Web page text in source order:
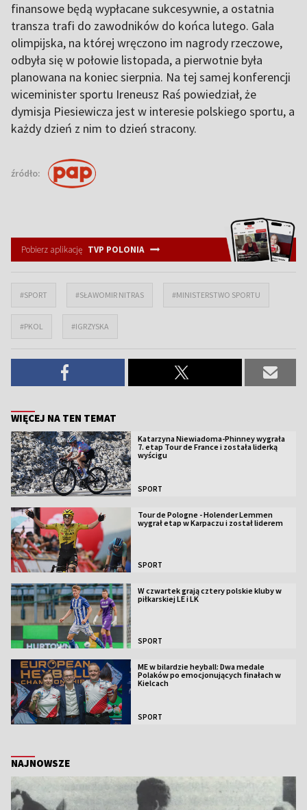
finansowe będą wypłacane sukcesywnie, a ostatnia
transza trafi do zawodników do końca lutego. Gala
olimpijska, na której wręczono im nagrody rzeczowe,
odbyła się w połowie listopada, a pierwotnie była
planowana na koniec sierpnia. Na tej samej konferencji
wiceminister sportu Ireneusz Raś powiedział, że
dymisja Piesiewicza jest w interesie polskiego sportu, a
każdy dzień z nim to dzień stracony.
źródło:
Pobierz aplikację TVP POLONIA
#SPORT #SŁAWOMIR NITRAS #MINISTERSTWO SPORTU
#PKOL #IGRZYSKA
WIĘCEJ NA TEN TEMAT
Katarzyna Niewiadoma-Phinney wygrała
7. etap Tour de France i została liderką
wyścigu
SPORT
Tour de Pologne - Holender Lemmen
wygrał etap w Karpaczu i został liderem
SPORT
W czwartek grają cztery polskie kluby w
piłkarskiej LE i LK
SPORT
ME w bilardzie heyball: Dwa medale
Polaków po emocjonujących finałach w
Kielcach
SPORT
NAJNOWSZE